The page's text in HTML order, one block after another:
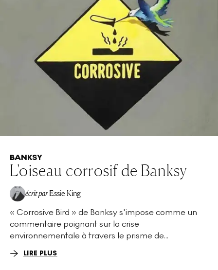
BANKSY
L'oiseau corrosif de Banksy
écrit par Essie King
« Corrosive Bird » de Banksy s'impose comme un
commentaire poignant sur la crise
environnementale à travers le prisme de...
LIRE PLUS